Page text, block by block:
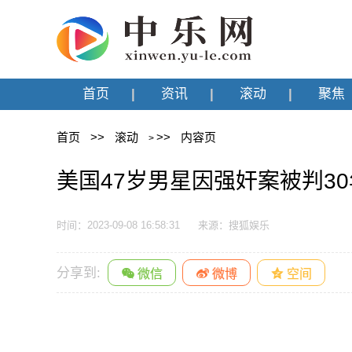
首页 资讯 滚动 聚焦
首页 >> 滚动 > >> 内容页
美国47岁男星因强奸案被判
时间：2023-09-08 16:58:31 来源：搜狐娱乐
分享到: